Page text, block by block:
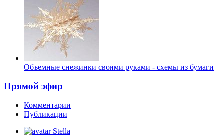
Объемные снежинки своими руками - схемы из бумаги
Прямой эфир
Комментарии
Публикации
Stella